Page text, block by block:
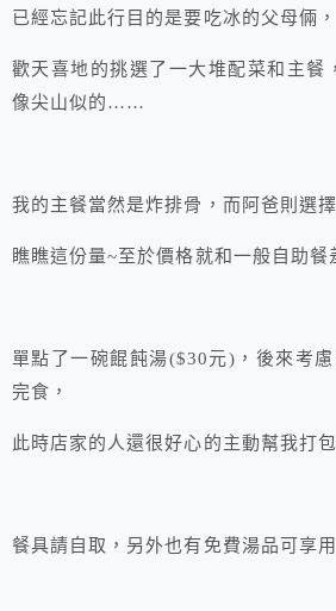
已經忘記此行目的是要吃冰的父母倆，
歡天喜地的挑選了一大堆配菜和主餐
像尖山似的……
我的主餐當然是炸排骨，而阿爸則選擇
瞧瞧這份量~至於價格就和一般自助餐
單點了一碗餛飩湯($30元)，後來考
完食，
此時店家的人還很好心的主動幫我打
餐具請自取，另外也有免費湯品可享用